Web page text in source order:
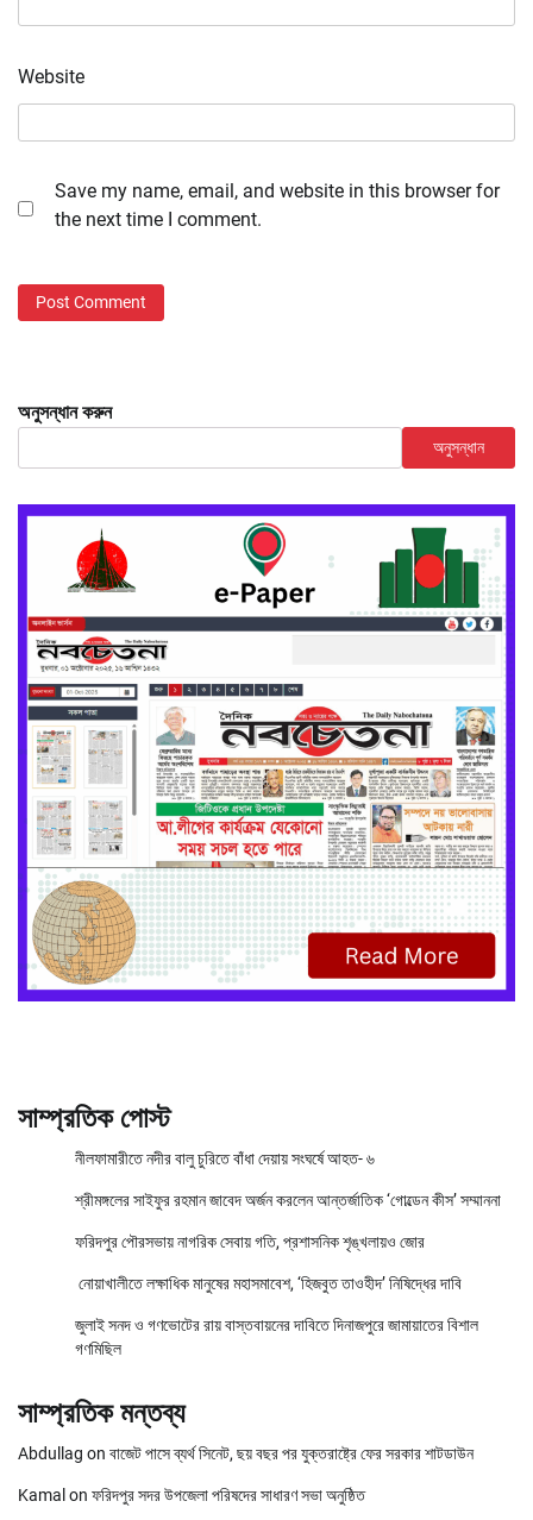
Website
Save my name, email, and website in this browser for
the next time I comment.
অনুসন্ধান করুন
অনুসন্ধান
সাম্প্রতিক পোস্ট
নীলফামারীতে নদীর বালু চুরিতে বাঁধা দেয়ায় সংঘর্ষে আহত- ৬
শ্রীমঙ্গলের সাইফুর রহমান জাবেদ অর্জন করলেন আন্তর্জাতিক ‘গোল্ডেন কীস’ সম্মাননা
ফরিদপুর পৌরসভায় নাগরিক সেবায় গতি, প্রশাসনিক শৃঙ্খলায়ও জোর
নোয়াখালীতে লক্ষাধিক মানুষের মহাসমাবেশ, ‘হিজবুত তাওহীদ’ নিষিদ্ধের দাবি
জুলাই সনদ ও গণভোটের রায় বাস্তবায়নের দাবিতে দিনাজপুরে জামায়াতের বিশাল
গণমিছিল
সাম্প্রতিক মন্তব্য
Abdullag on বাজেট পাসে ব্যর্থ সিনেট, ছয় বছর পর যুক্তরাষ্ট্রে ফের সরকার শাটডাউন
Kamal on ফরিদপুর সদর উপজেলা পরিষদের সাধারণ সভা অনুষ্ঠিত